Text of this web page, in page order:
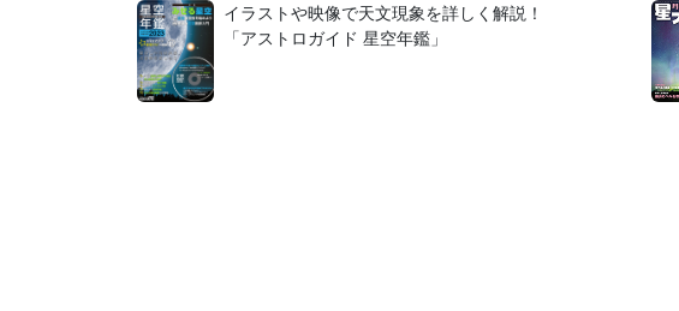
イラストや映像で天文現象を詳しく解説！
「アストロガイド 星空年鑑」